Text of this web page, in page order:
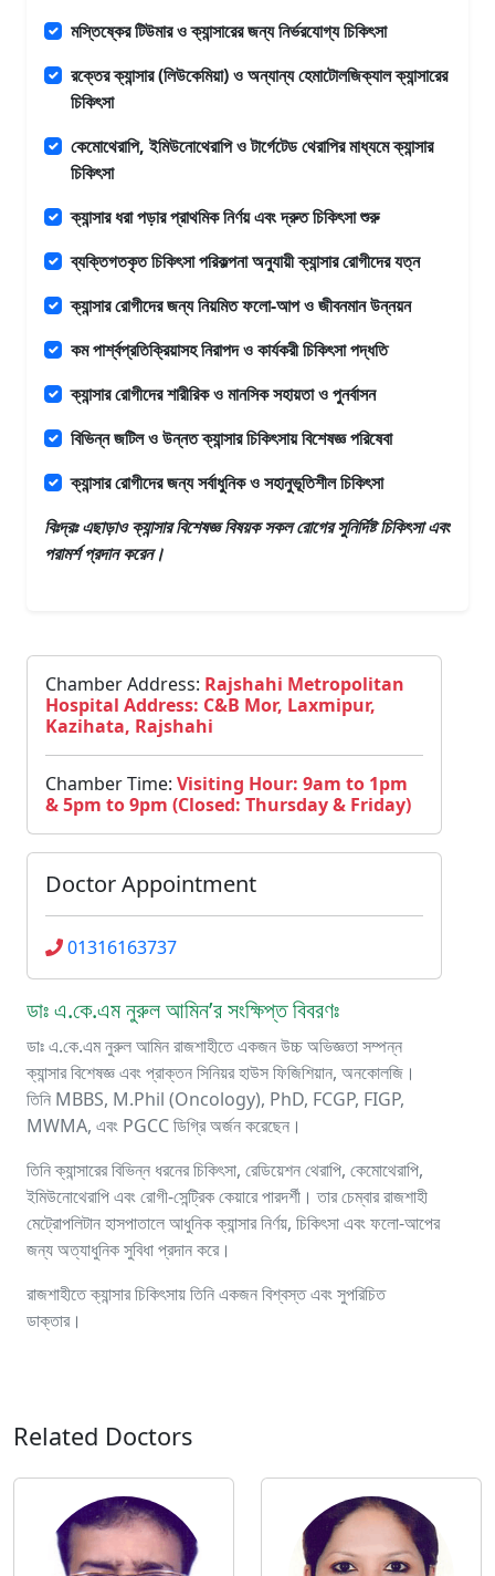
মস্তিষ্কের টিউমার ও ক্যান্সারের জন্য নির্ভরযোগ্য চিকিৎসা
রক্তের ক্যান্সার (লিউকেমিয়া) ও অন্যান্য হেমাটোলজিক্যাল ক্যান্সারের
চিকিৎসা
কেমোথেরাপি, ইমিউনোথেরাপি ও টার্গেটেড থেরাপির মাধ্যমে ক্যান্সার
চিকিৎসা
ক্যান্সার ধরা পড়ার প্রাথমিক নির্ণয় এবং দ্রুত চিকিৎসা শুরু
ব্যক্তিগতকৃত চিকিৎসা পরিকল্পনা অনুযায়ী ক্যান্সার রোগীদের যত্ন
ক্যান্সার রোগীদের জন্য নিয়মিত ফলো-আপ ও জীবনমান উন্নয়ন
কম পার্শ্বপ্রতিক্রিয়াসহ নিরাপদ ও কার্যকরী চিকিৎসা পদ্ধতি
ক্যান্সার রোগীদের শারীরিক ও মানসিক সহায়তা ও পুনর্বাসন
বিভিন্ন জটিল ও উন্নত ক্যান্সার চিকিৎসায় বিশেষজ্ঞ পরিষেবা
ক্যান্সার রোগীদের জন্য সর্বাধুনিক ও সহানুভূতিশীল চিকিৎসা
বিঃদ্রঃ এছাড়াওক্যান্সার বিশেষজ্ঞবিষয়ক সকল রোগের সুনির্দিষ্ট চিকিৎসা এবং
পরামর্শ প্রদান করেন।
Chamber Address: Rajshahi Metropolitan
Hospital Address: C&B Mor, Laxmipur,
Kazihata, Rajshahi
Chamber Time: Visiting Hour: 9am to 1pm
& 5pm to 9pm (Closed: Thursday & Friday)
Doctor Appointment
01316163737
ডাঃ এ.কে.এম নুরুল আমিন’র সংক্ষিপ্ত বিবরণঃ
ডাঃ এ.কে.এম নুরুল আমিন রাজশাহীতে একজন উচ্চ অভিজ্ঞতা সম্পন্ন
ক্যান্সার বিশেষজ্ঞ এবং প্রাক্তন সিনিয়র হাউস ফিজিশিয়ান, অনকোলজি।
তিনি MBBS, M.Phil (Oncology), PhD, FCGP, FIGP,
MWMA, এবং PGCC ডিগ্রি অর্জন করেছেন।
তিনি ক্যান্সারের বিভিন্ন ধরনের চিকিৎসা, রেডিয়েশন থেরাপি, কেমোথেরাপি,
ইমিউনোথেরাপি এবং রোগী-সেন্ট্রিক কেয়ারে পারদর্শী। তার চেম্বার রাজশাহী
মেট্রোপলিটান হাসপাতালে আধুনিক ক্যান্সার নির্ণয়, চিকিৎসা এবং ফলো-আপের
জন্য অত্যাধুনিক সুবিধা প্রদান করে।
রাজশাহীতে ক্যান্সার চিকিৎসায় তিনি একজন বিশ্বস্ত এবং সুপরিচিত
ডাক্তার।
Related Doctors